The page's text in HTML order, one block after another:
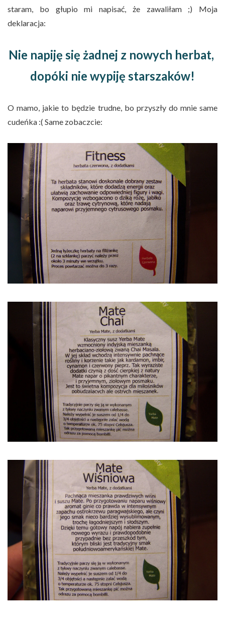
staram, bo głupio mi napisać, że zawaliłam ;) Moja
deklaracja:
Nie napiję się żadnej z nowych herbat,
dopóki nie wypiję starszaków!
O mamo, jakie to będzie trudne, bo przyszły do mnie same
cudeńka :( Same zobaczcie: